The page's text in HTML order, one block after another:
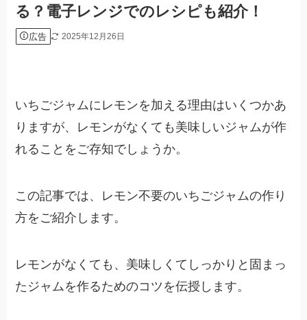
る？電子レンジでのレシピも紹介！
広告 2025年12月26日
いちごジャムにレモンを加える理由はいくつかあ
りますが、レモンがなくても美味しいジャムが作
れることをご存知でしょうか。
この記事では、レモン不要のいちごジャムの作り
方をご紹介します。
レモンがなくても、美味しくてしっかりと固まっ
たジャムを作るためのコツを伝授します。